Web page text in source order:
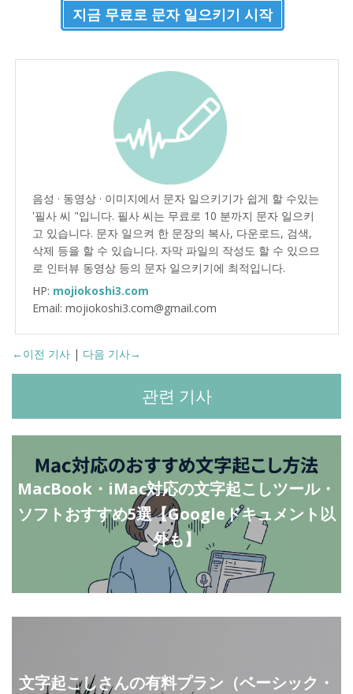
지금 무료로 문자 일으키기 시작
음성 · 동영상 · 이미지에서 문자 일으키기가 쉽게 할 수있는
'필사 씨 "입니다. 필사 씨는 무료로 10 분까지 문자 일으키
고 있습니다. 문자 일으켜 한 문장의 복사, 다운로드, 검색,
삭제 등을 할 수 있습니다. 자막 파일의 작성도 할 수 있으므
로 인터뷰 동영상 등의 문자 일으키기에 최적입니다.
HP: mojiokoshi3.com
Email: mojiokoshi3.com@gmail.com
←이전 기사 | 다음 기사→
관련 기사
MacBook・iMac対応の文字起こしツール・
ソフトおすすめ5選【Googleドキュメント以
外も】
文字起こしさんの有料プラン（ベーシック・